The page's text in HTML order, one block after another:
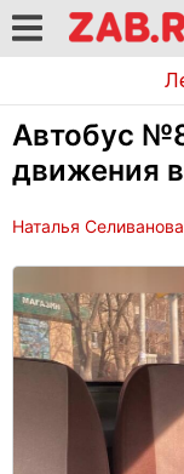
Автобус
движения
Наталья Селиванова